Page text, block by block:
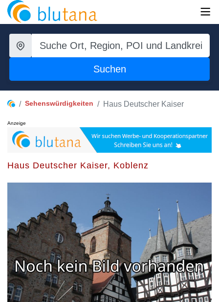
Suchen
Sehenswürdigkeiten Haus Deutscher Kaiser
Anzeige
Haus Deutscher Kaiser, Koblenz